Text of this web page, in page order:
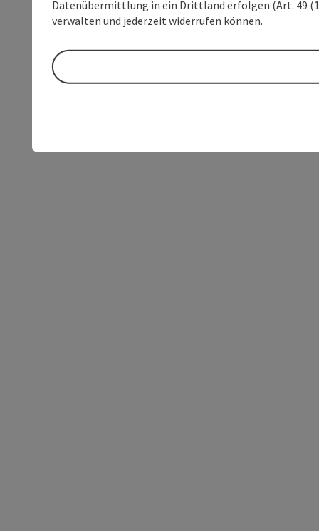
Datenübermittlung in ein Drittland erfolgen (Art. 49
verwalten und jederzeit widerrufen können.